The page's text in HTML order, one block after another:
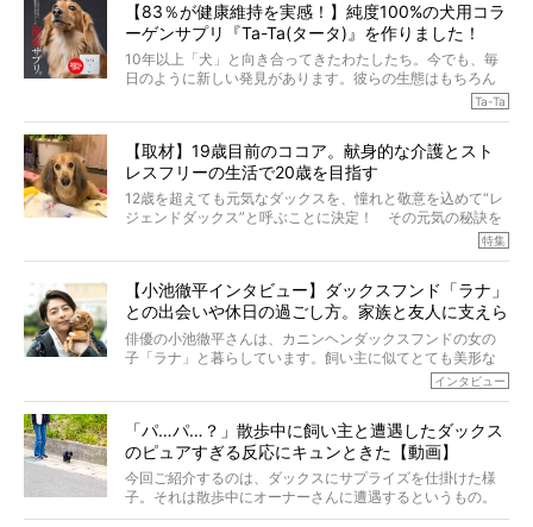
【83％が健康維持を実感！】純度100%の犬用コラ
ーゲンサプリ『Ta-Ta(タータ)』を作りました！
10年以上「犬」と向き合ってきたわたしたち。今でも、毎
日のように新しい発見があります。彼らの生態はもちろん
のこと、「食事」に関することも同じです。昔の犬は25年
代の犬の食事は“ある重要な栄養”が不足しがちになっている
というのです。
それを効率よくおぎなってくれるのが、コラーゲン！ そ
こでわたしたちは、純度100%の犬用コラーゲンサプリ
『Ta-Ta(タータ)』を作りました！
愛犬家の83％が「健康維持を実感した」と評判のTa-Ta(タ
か届きますように。
Ta-Ta
【取材】19歳目前のココア。献身的な介護とスト
レスフリーの生活で20歳を目指す
12歳を超えても元気なダックスを、憧れと敬意を込めて“レ
ジェンドダックス”と呼ぶことに決定！ その元気の秘訣を
オーナーさんに伺うのが、特集『レジェンドダックスの肖
く」というオーナーさんのポリシーのもと、甘やかさずに
育てられ、18歳になるまで定期検査すらしたことがなかっ
たというココアくん。果たしてその長生きの秘訣とは。
特集
【小池徹平インタビュー】ダックスフンド「ラナ」
との出会いや休日の過ごし方。家族と友人に支えら
れてー
俳優の小池徹平さんは、カニンヘンダックスフンドの女の
子「ラナ」と暮らしています。飼い主に似てとても美形な
ラナは、現在８才。小池さんのインスタグラムでは、ラナ
ケメンから愛されているラナは、去年の誕生日に小池さん
からプレゼントしてもらったハーネスをつけて撮影に参加
してくれました。
インタビュー
「パ…パ…？」散歩中に飼い主と遭遇したダックス
のピュアすぎる反応にキュンときた【動画】
今回ご紹介するのは、ダックスにサプライズを仕掛けた様
子。それは散歩中にオーナーさんに遭遇するというもの。
戸惑って歩きを止めたり、すぐに気付いて追いかけたり、